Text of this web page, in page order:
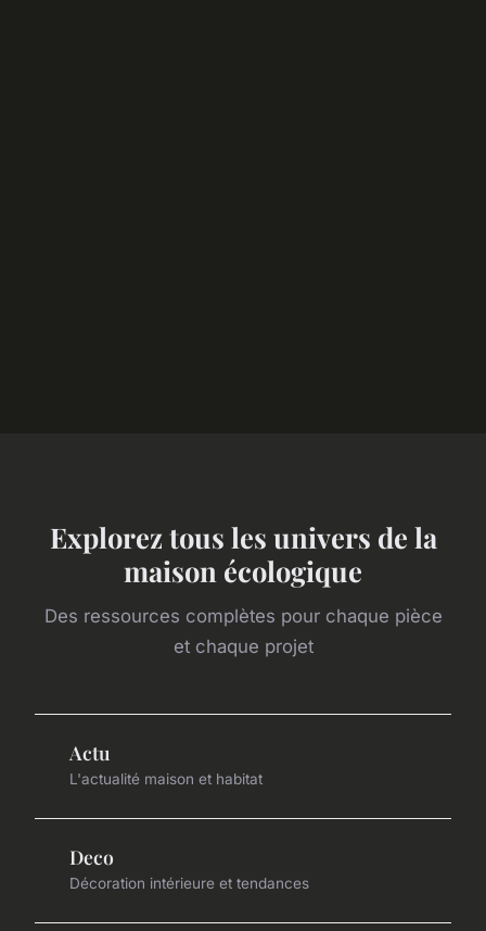
Explorez tous les univers de la
maison écologique
Des ressources complètes pour chaque pièce
et chaque projet
Actu
L'actualité maison et habitat
Deco
Décoration intérieure et tendances